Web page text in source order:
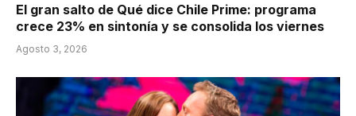
El gran salto de Qué dice Chile Prime: programa
crece 23% en sintonía y se consolida los viernes
Agosto 3, 2026